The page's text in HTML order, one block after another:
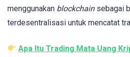
menggunakan blockchainsebagai
terdesentralisasi untuk mencatat
Apa Itu Trading Mata Uang